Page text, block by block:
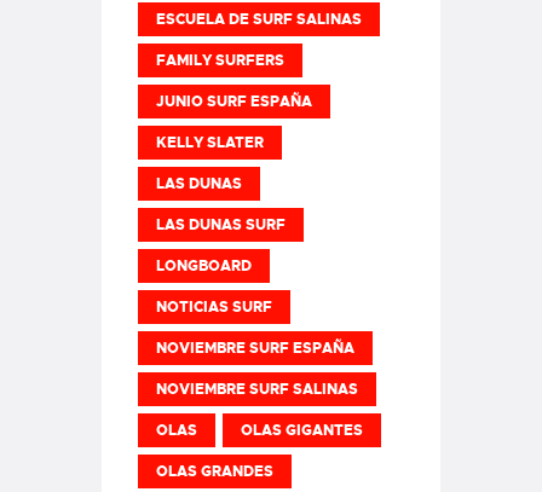
ESCUELA DE SURF SALINAS
FAMILY SURFERS
JUNIO SURF ESPAÑA
KELLY SLATER
LAS DUNAS
LAS DUNAS SURF
LONGBOARD
NOTICIAS SURF
NOVIEMBRE SURF ESPAÑA
NOVIEMBRE SURF SALINAS
OLAS OLAS GIGANTES
OLAS GRANDES